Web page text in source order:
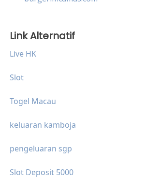
Link Alternatif
Live HK
Slot
Togel Macau
keluaran kamboja
pengeluaran sgp
Slot Deposit 5000